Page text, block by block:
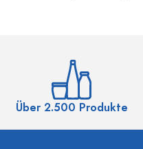
Über 2.500 Produkte